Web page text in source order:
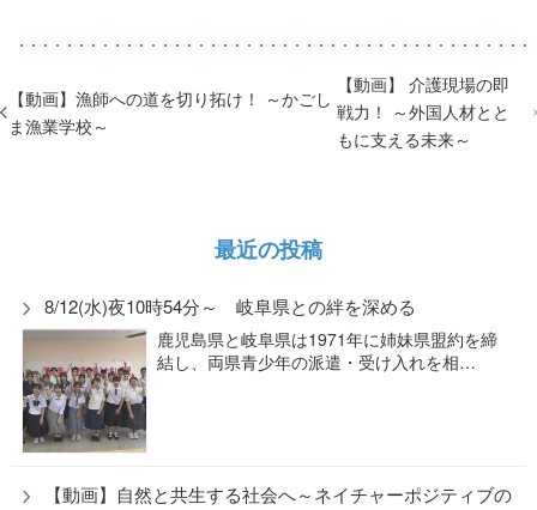
【動画】漁師への道を切り拓け！ ～かごし
ま漁業学校～
【動画】 介護現場の即
戦力！ ～外国人材とと
もに支える未来～
最近の投稿
8/12(水)夜10時54分～ 岐阜県との絆を深める
鹿児島県と岐阜県は1971年に姉妹県盟約を締
結し、両県青少年の派遣・受け入れを相…
【動画】自然と共生する社会へ～ネイチャーポジティブの